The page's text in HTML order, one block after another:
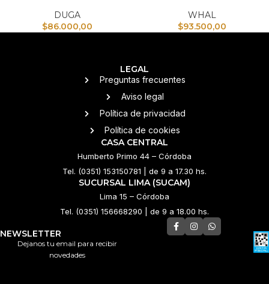
DUGA
$86.000,00
WHAL
$93.500,00
LEGAL
Preguntas frecuentes
Aviso legal
Política de privacidad
Política de cookies
CASA CENTRAL
Humberto Primo 44 – Córdoba
Tel. (0351) 153150781 | de 9 a 17.30 hs.
SUCURSAL LIMA (SUCAM)
Lima 15 – Córdoba
Tel. (0351) 156668290 | de 9 a 18.00 hs.
NEWSLETTER
Dejanos tu email para recibir
novedades